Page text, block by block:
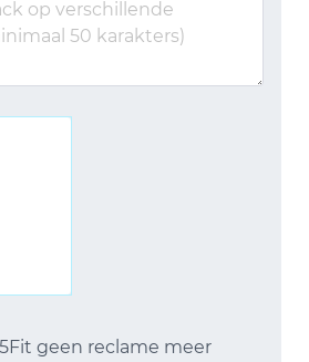
geen reclame meer